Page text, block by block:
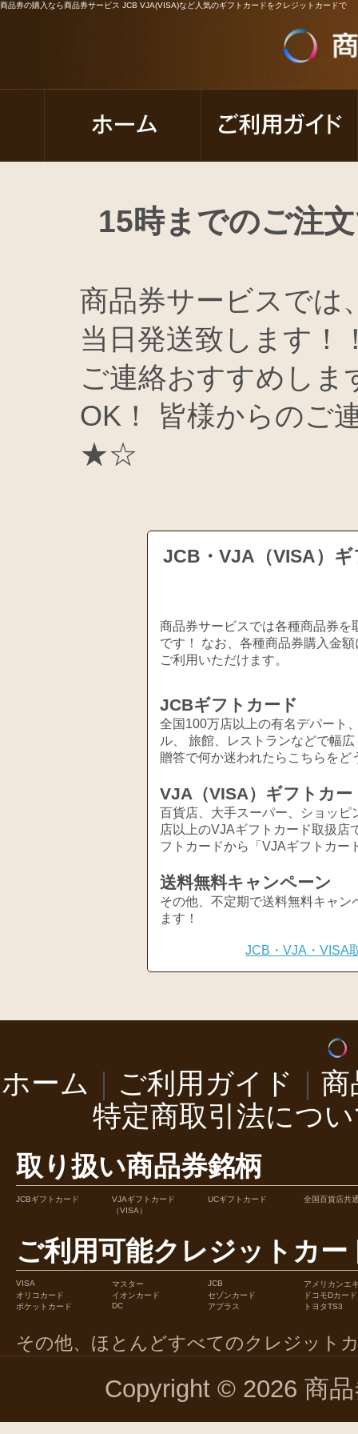
商品券の購入なら商品券サービス JCB VJA(VISA)など人気のギフトカードをクレジットカードで
15時までのご注
商品券サービスでは
当日発送致します！
ご連絡おすすめしま
OK！ 皆様からのご
★☆
JCB・VJA（VISA）
商品券サービスでは各種商品券
です！ なお、各種商品券購入金
ご利用いただけます。
JCBギフトカード
全国100万店以上の有名デパート
ル、 旅館、レストランなどで幅
贈答で何か迷われたらこちらをど
VJA（VISA）ギフトカー
百貨店、大手スーパー、ショッ
店以上のVJAギフトカード取扱店
フトカードから「VJAギフトカー
送料無料キャンペーン
その他、不定期で送料無料キャ
ます！
JCB・VJA・VISA
ホーム ご利用ガイド
商
特定商取引法につ
取り扱い商品券銘柄
JCBギフトカード
VJAギフトカード
（VISA）
UCギフトカード 全国百貨店共
ご利用可能クレジットカー
VISA マスター JCB
アメリカンエ
オリコカード
イオンカード セゾンカード
ドコモDカード
ポケットカード
DC アプラス トヨタTS3
その他、ほとんどすべてのクレジット
Copyright © 2026 商